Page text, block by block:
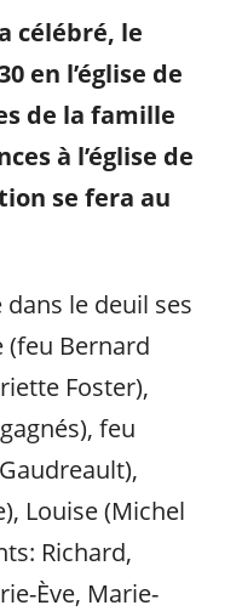
célébré, le
en l’église de
de la famille
à l’église de
se fera au
le deuil ses
(feu Bernard
Foster),
feu
Louise (Michel
Richard,
Ève, Marie-